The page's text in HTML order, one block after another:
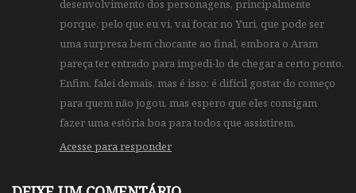
desenvolvimento dos personagens, principalmente
porque, pelo que eu vi, vai focar no Yuri, que pode ser
uma surpresa bem chocante ao final, embora o Aram
pareça ter entrado para impedi-lo de chegar a certo ponto.
Enfim, falei demais, mas é isso: é difícil gostar do começo
para quem não jogou, mas espero que eles consigam
fazer uma estória boa para todos que assistirem.
Acesse para responder